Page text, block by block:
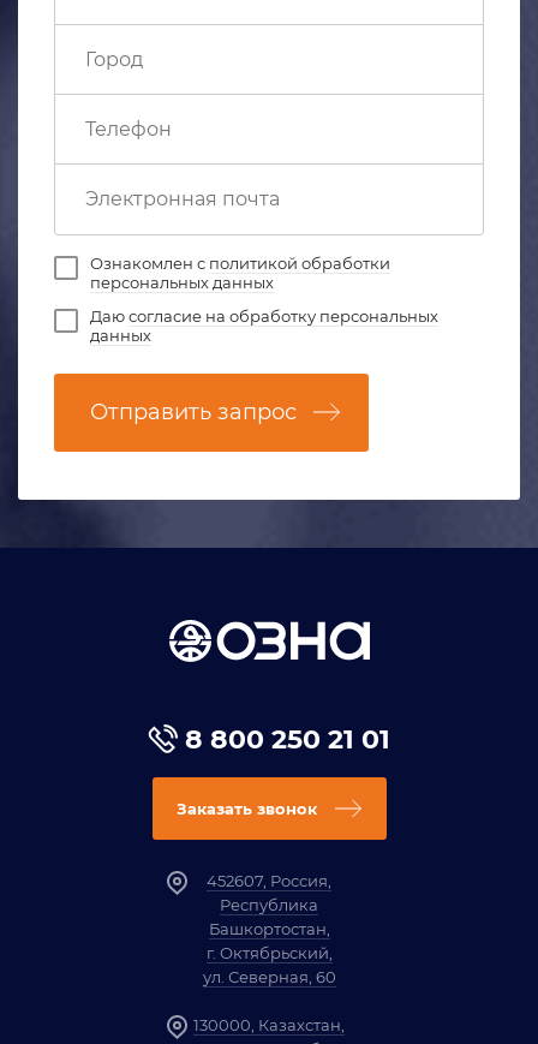
Ознакомлен с политикой обработки
персональных данных
Даюсогласие на обработку персональных
данных
Отправить запрос
8 800 250 21 01
Заказать звонок
452607, Россия,
Республика
Башкортостан,
г. Октябрьский,
ул. Северная, 60
130000, Казахстан,